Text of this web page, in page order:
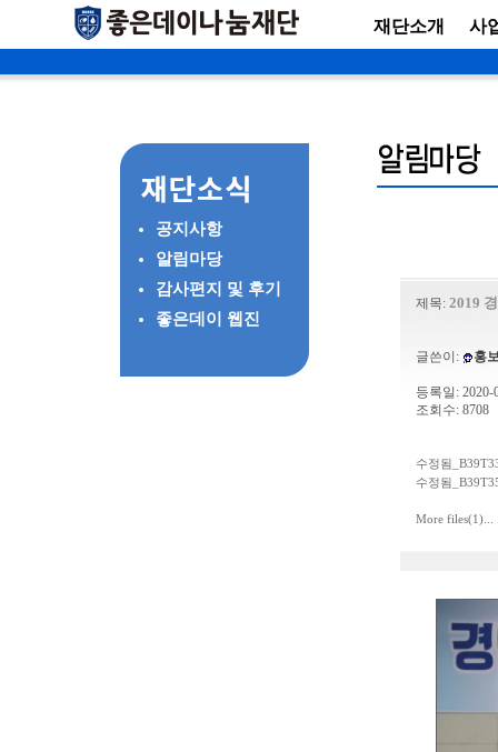
재단소개 사
공지사항
알림마당
감사편지 및 후기
좋은데이 웹진
제목: 2019
글쓴이: 홍
등록일: 2020-
조회수: 8708
수정됨
수정됨
More files(1)...